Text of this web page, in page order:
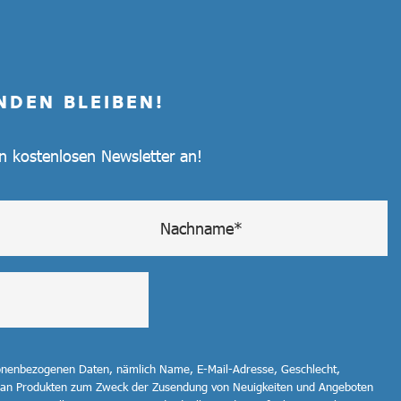
BLEIBEN!
kostenlosen Newsletter an!
Daten, nämlich Name, E-Mail-Adresse, Geschlecht,
Produkten zum Zweck der Zusendung von Neuigkeiten und Angeboten